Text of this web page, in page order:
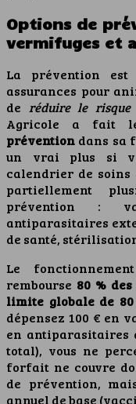
Options de
vermifuges et
La prévention
assurances pour
de réduire le risque
Agricole a fait
prévention dans sa
un vrai plus si
calendrier de
partiellement
prévention :
antiparasitaires
de santé,
Le
rembourse 80 %
limite globale de
dépensez 100 € en
en antiparasitaires
total), vous ne
forfait ne couvre
de prévention,
annuel de base